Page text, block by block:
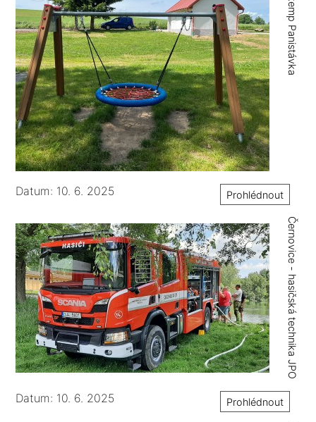
Datum: 10. 6. 2025 Prohlédnout
Černovice - hasičská technika JPO
Datum: 10. 6. 2025 Prohlédnout